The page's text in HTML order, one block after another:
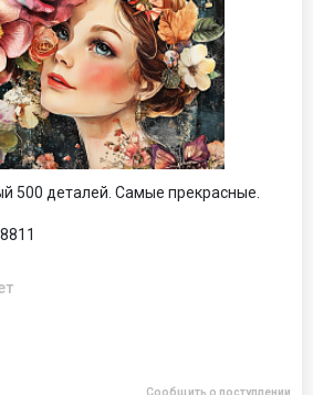
500 деталей. Самые прекрасные.
Сообщить о поступлении